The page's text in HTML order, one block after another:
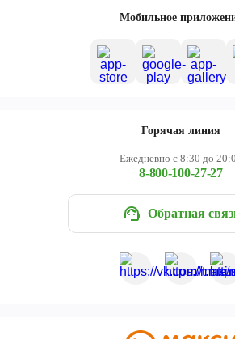
Мобильное
Горячая линия
Ежедневно с 8:30 до
8-800-100-27-27
Обратная